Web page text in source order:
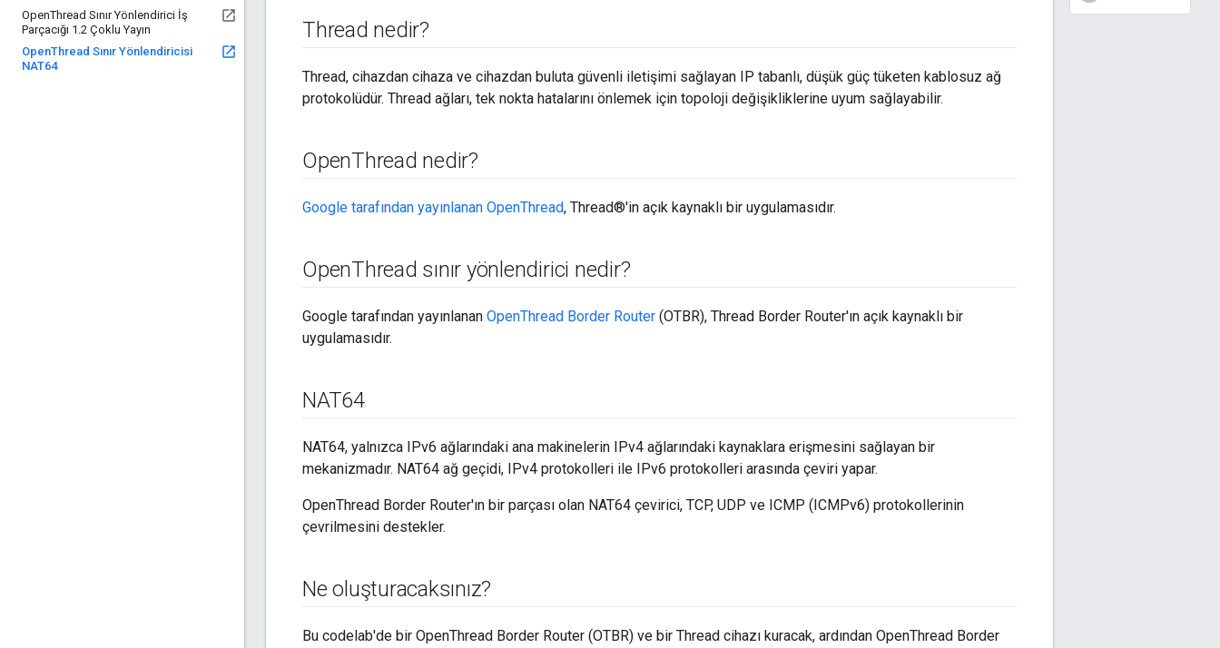
OpenThread Sınır Yönlendirici İş
Parçacığı 1 .2 Çoklu Yayın
OpenThread Sınır Yönlendiricisi
NAT64
Thread nedir?
Thread, cihazdan cihaza ve cihazdan buluta güvenli iletişimi sağlayan IP tabanlı, düşük güç tüketen kablosuz ağ
protokolüdür. Thread ağları, tek nokta hatalarını önlemek için topoloji değişikliklerine uyum sağlayabilir.
OpenThread nedir?
Google tarafından yayınlanan OpenThread, Thread®'in açık kaynaklı bir uygulamasıdır.
OpenThread sınır yönlendirici nedir?
Google tarafından yayınlanan OpenThread Border Router (OTBR), Thread Border Router'ın açık kaynaklı bir
uygulamasıdır.
NAT64
NAT64, yalnızca IPv6 ağlarındaki ana makinelerin IPv4 ağlarındaki kaynaklara erişmesini sağlayan bir
mekanizmadır. NAT64 ağ geçidi, IPv4 protokolleri ile IPv6 protokolleri arasında çeviri yapar.
OpenThread Border Router'ın bir parçası olan NAT64 çevirici, TCP, UDP ve ICMP (ICMPv6) protokollerinin
çevrilmesini destekler.
Ne oluşturacaksınız?
Bu codelab'de bir OpenThread Border Router (OTBR) ve bir Thread cihazı kuracak, ardından OpenThread Border